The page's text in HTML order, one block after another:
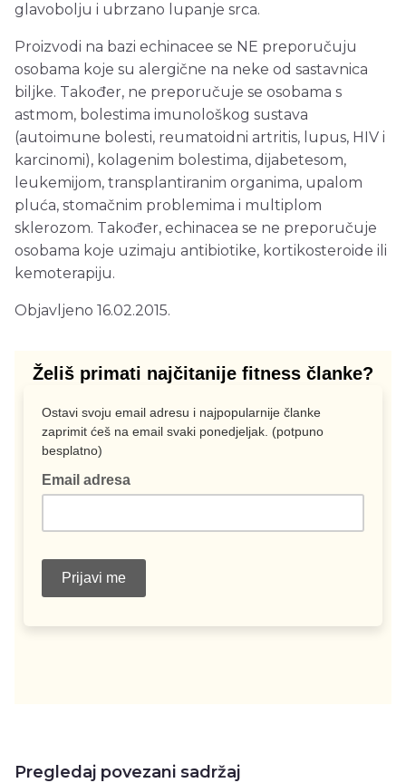
glavobolju i ubrzano lupanje srca.
Proizvodi na bazi echinacee se NE preporučuju
osobama koje su alergične na neke od sastavnica
biljke. Također, ne preporučuje se osobama s
astmom, bolestima imunološkog sustava
(autoimune bolesti, reumatoidni artritis, lupus, HIV i
karcinomi), kolagenim bolestima, dijabetesom,
leukemijom, transplantiranim organima, upalom
pluća, stomačnim problemima i multiplom
sklerozom. Također, echinacea se ne preporučuje
osobama koje uzimaju antibiotike, kortikosteroide ili
kemoterapiju.
Objavljeno 16.02.2015.
Pregledaj povezani sadržaj